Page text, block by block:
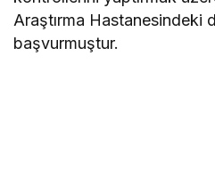
Araştırma Hastanesindeki
başvurmuştur.